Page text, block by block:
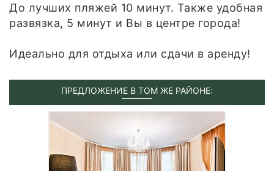
До лучших пляжей 10 минут. Также удобная
развязка, 5 минут и Вы в центре города!
Идеально для отдыха или сдачи в аренду!
ПРЕДЛОЖЕНИЕ В ТОМ ЖЕ РАЙОНЕ: